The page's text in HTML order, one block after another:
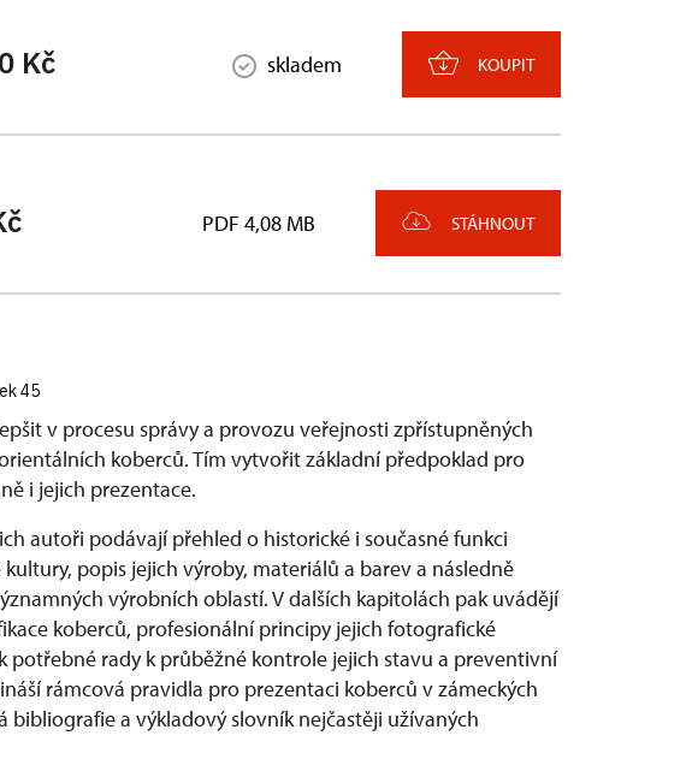
Kč skladem KOUPIT
PDF 4,08 MB STÁHNOUT
45
v procesu správy a provozu veřejnosti zpřístupněných
koberců. Tím vytvořit základní předpoklad pro
i jejich prezentace.
autoři podávají přehled o historické i současné funkci
popis jejich výroby, materiálů a barev a následně
výrobních oblastí. V dalších kapitolách pak uvádějí
koberců, profesionální principy jejich fotografické
potřebné rady k průběžné kontrole jejich stavu a preventivní
rámcová pravidla pro prezentaci koberců v zámeckých
bibliografie a výkladový slovník nejčastěji užívaných